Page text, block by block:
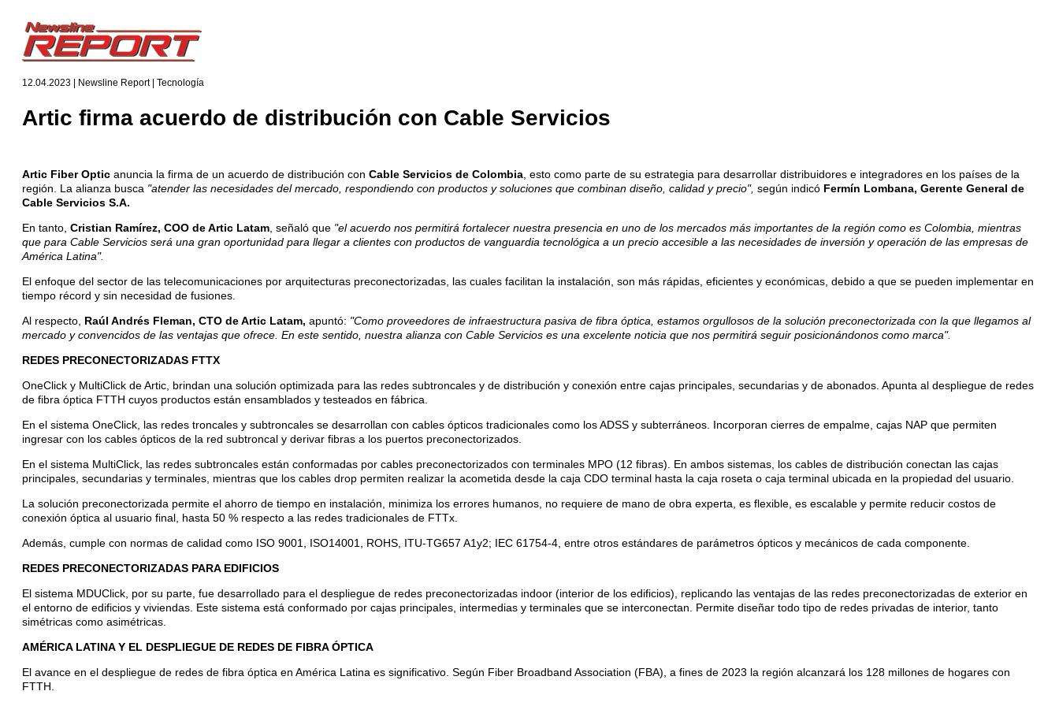
12.04.2023 | Newsline Report | Tecnología
Artic firma acuerdo de distribución con Cable Servicios
Artic Fiber Optic anuncia la firma de un acuerdo de distribución con Cable Servicios de Colombia , esto como parte de su estrategia para desarrollar distribuidores e integradores en los países de la
región. La alianza busca "atender las necesidades del mercado, respondiendo con productos y soluciones que combinan diseño, calidad y precio", según indicó Fermín Lombana, Gerente General de
Cable Servicios S.A.
En tanto, Cristian Ramírez, COO de Artic Latam , señaló que "el acuerdo nos permitirá fortalecer nuestra presencia en uno de los mercados más importantes de la región como es Colombia, mientras
que para Cable Servicios será una gran oportunidad para llegar a clientes con productos de vanguardia tecnológica a un precio accesible a las necesidades de inversión y operación de las empresas de
América Latina".
El enfoque del sector de las telecomunicaciones por arquitecturas preconectorizadas, las cuales facilitan la instalación, son más rápidas, eficientes y económicas, debido a que se pueden implementar en
tiempo récord y sin necesidad de fusiones.
Al respecto, Raúl Andrés Fleman, CTO de Artic Latam, apuntó: "Como proveedores de infraestructura pasiva de fibra óptica, estamos orgullosos de la solución preconectorizada con la que llegamos al
mercado y convencidos de las ventajas que ofrece. En este sentido, nuestra alianza con Cable Servicios es una excelente noticia que nos permitirá seguir posicionándonos como marca".
REDES PRECONECTORIZADAS FTTX
OneClick y MultiClick de Artic, brindan una solución optimizada para las redes subtroncales y de distribución y conexión entre cajas principales, secundarias y de abonados. Apunta al despliegue de redes
de fibra óptica FTTH cuyos productos están ensamblados y testeados en fábrica.
En el sistema OneClick, las redes troncales y subtroncales se desarrollan con cables ópticos tradicionales como los ADSS y subterráneos. Incorporan cierres de empalme, cajas NAP que permiten
ingresar con los cables ópticos de la red subtroncal y derivar fibras a los puertos preconectorizados.
En el sistema MultiClick, las redes subtroncales están conformadas por cables preconectorizados con terminales MPO (12 fibras). En ambos sistemas, los cables de distribución conectan las cajas
principales, secundarias y terminales, mientras que los cables drop permiten realizar la acometida desde la caja CDO terminal hasta la caja roseta o caja terminal ubicada en la propiedad del usuario.
La solución preconectorizada permite el ahorro de tiempo en instalación, minimiza los errores humanos, no requiere de mano de obra experta, es flexible, es escalable y permite reducir costos de
conexión óptica al usuario final, hasta 50 % respecto a las redes tradicionales de FTTx.
Además, cumple con normas de calidad como ISO 9001, ISO14001, ROHS, ITU-TG657 A1y2; IEC 61754-4, entre otros estándares de parámetros ópticos y mecánicos de cada componente.
REDES PRECONECTORIZADAS PARA EDIFICIOS
El sistema MDUClick, por su parte, fue desarrollado para el despliegue de redes preconectorizadas indoor (interior de los edificios), replicando las ventajas de las redes preconectorizadas de exterior en
el entorno de edificios y viviendas. Este sistema está conformado por cajas principales, intermedias y terminales que se interconectan. Permite diseñar todo tipo de redes privadas de interior, tanto
simétricas como asimétricas.
AMÉRICA LATINA Y EL DESPLIEGUE DE REDES DE FIBRA ÓPTICA
El avance en el despliegue de redes de fibra óptica en América Latina es significativo. Según Fiber Broadband Association (FBA), a fines de 2023 la región alcanzará los 128 millones de hogares con
FTTH.